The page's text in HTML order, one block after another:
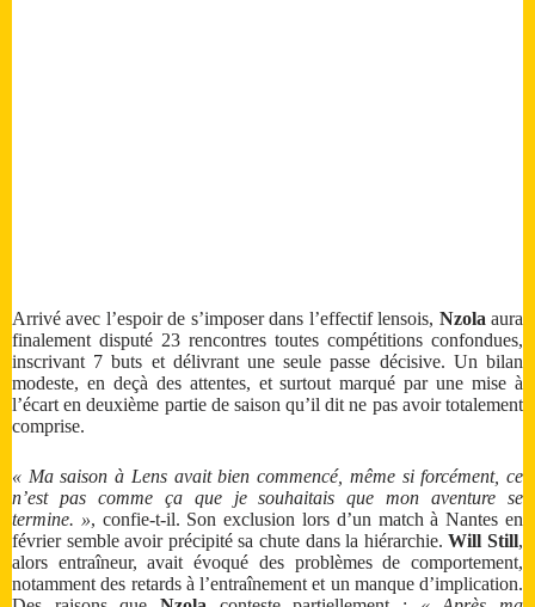
Arrivé avec l’espoir de s’imposer dans l’effectif lensois, Nzola aura
finalement disputé 23 rencontres toutes compétitions confondues,
inscrivant 7 buts et délivrant une seule passe décisive. Un bilan
modeste, en deçà des attentes, et surtout marqué par une mise à
l’écart en deuxième partie de saison qu’il dit ne pas avoir totalement
comprise.
« Ma saison à Lens avait bien commencé, même si forcément, ce
n’est pas comme ça que je souhaitais que mon aventure se
termine. », confie-t-il. Son exclusion lors d’un match à Nantes en
février semble avoir précipité sa chute dans la hiérarchie.Will Still,
alors entraîneur, avait évoqué des problèmes de comportement,
notamment des retards à l’entraînement et un manque d’implication.